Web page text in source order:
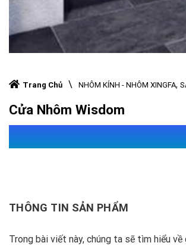
Trang Chủ \ NHÔM KÍNH - NHÔM XINGFA,
Cửa Nhôm Wisdom
THÔNG TIN SẢN PHẨM
Trong bài viết này, chúng ta sẽ tìm hiểu